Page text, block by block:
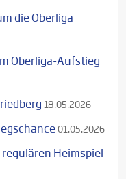
die Oberliga
Oberliga-Aufstieg
18.05.2026
01.05.2026
Heimspiel